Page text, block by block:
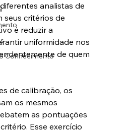
Conhecimento
analistas de
seus critérios de
é reduzir a
uniformidade nos
de quem
de calibração, os
os mesmos
as pontuações
Esse exercício